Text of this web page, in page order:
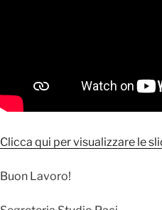
Clicca qui per visualizzare le
Buon Lavoro!